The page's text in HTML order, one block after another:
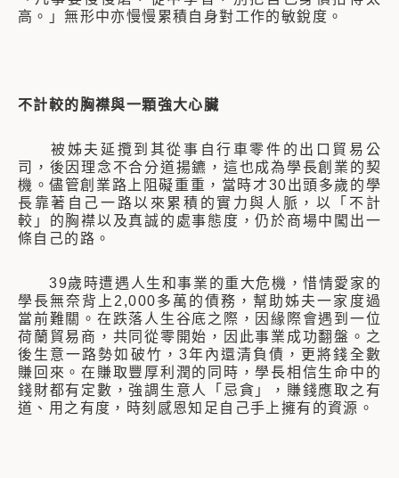
高。」無形中亦慢慢累積自身對工作的敏銳度。
不計較的胸襟與一顆強大心臟
被姊夫延攬到其從事自行車零件的出口貿易公
司，後因理念不合分道揚鑣，這也成為學長創業的契
機。儘管創業路上阻礙重重，當時才30出頭多歲的學
長靠著自己一路以來累積的實力與人脈，以「不計
較」的胸襟以及真誠的處事態度，仍於商場中闖出一
條自己的路。
39歲時遭遇人生和事業的重大危機，惜情愛家的
學長無奈背上2,000多萬的債務，幫助姊夫一家度過
當前難關。在跌落人生谷底之際，因緣際會遇到一位
荷蘭貿易商，共同從零開始，因此事業成功翻盤。之
後生意一路勢如破竹，3年內還清負債，更將錢全數
賺回來。在賺取豐厚利潤的同時，學長相信生命中的
錢財都有定數，強調生意人「忌貪」，賺錢應取之有
道、用之有度，時刻感恩知足自己手上擁有的資源。